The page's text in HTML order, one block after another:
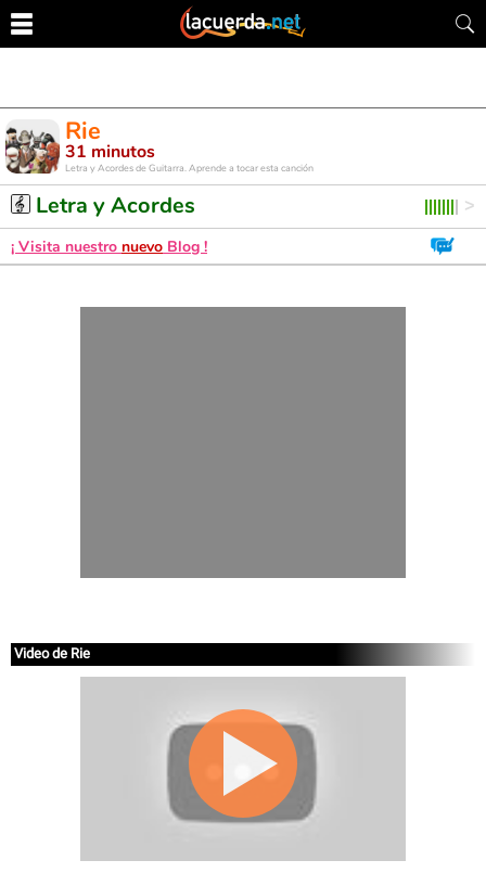
Rie
31 minutos
Letra y Acordes de Guitarra. Aprende a tocar esta canción
Letra y Acordes
¡ Visita nuestro nuevo Blog !
Video de Rie